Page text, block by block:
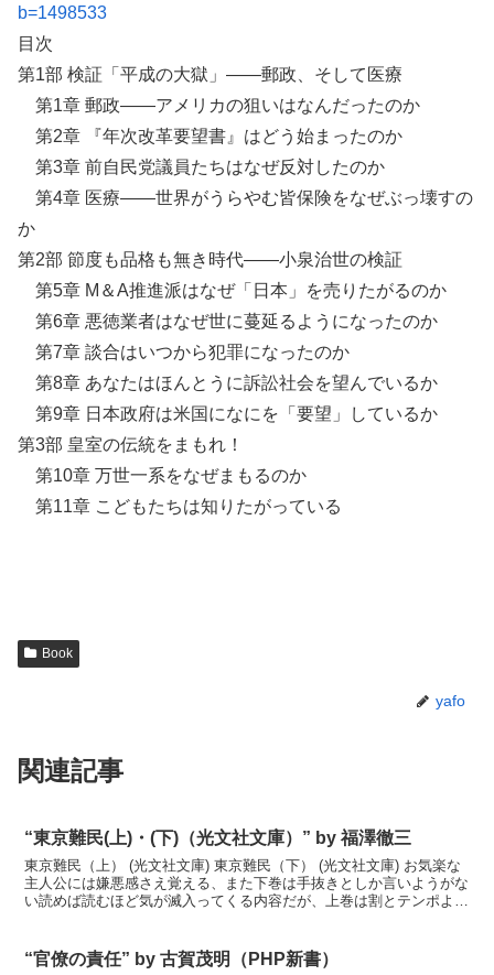
b=1498533
目次
第1部 検証「平成の大獄」――郵政、そして医療
第1章 郵政――アメリカの狙いはなんだったのか
第2章 『年次改革要望書』はどう始まったのか
第3章 前自民党議員たちはなぜ反対したのか
第4章 医療――世界がうらやむ皆保険をなぜぶっ壊すの
か
第2部 節度も品格も無き時代――小泉治世の検証
第5章 M＆A推進派はなぜ「日本」を売りたがるのか
第6章 悪徳業者はなぜ世に蔓延るようになったのか
第7章 談合はいつから犯罪になったのか
第8章 あなたはほんとうに訴訟社会を望んでいるか
第9章 日本政府は米国になにを「要望」しているか
第3部 皇室の伝統をまもれ！
第10章 万世一系をなぜまもるのか
第11章 こどもたちは知りたがっている
Book
yafo
関連記事
“東京難民(上)・(下)（光文社文庫）” by 福澤徹三
東京難民（上） (光文社文庫) 東京難民（下） (光文社文庫) お気楽な
主人公には嫌悪感さえ覚える、また下巻は手抜きとしか言いようがな
い読めば読むほど気が滅入ってくる内容だが、上巻は割とテンポよく
“官僚の責任” by 古賀茂明（PHP新書）